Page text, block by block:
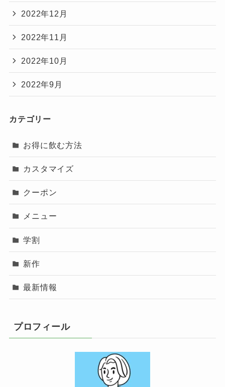
2022年12月
2022年11月
2022年10月
2022年9月
カテゴリー
お得に飲む方法
カスタマイズ
クーポン
メニュー
学割
新作
最新情報
プロフィール